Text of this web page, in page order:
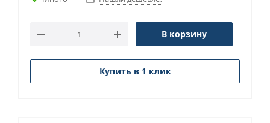
В корзину
Купить в 1 клик